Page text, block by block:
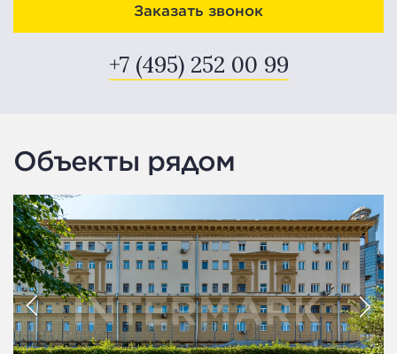
Заказать звонок
+7 (495) 252 00 99
Объекты рядом